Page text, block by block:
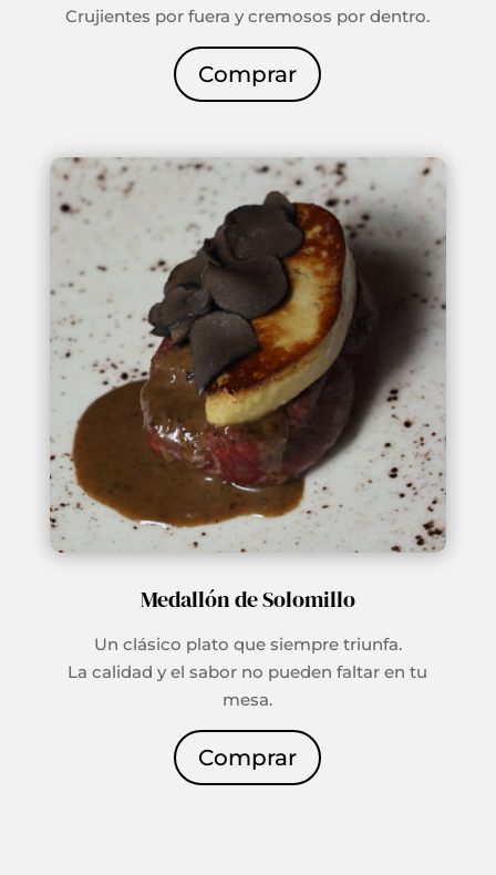
Crujientes por fuera y cremosos por dentro.
Comprar
Medallón de Solomillo
Un clásico plato que siempre triunfa.
La calidad y el sabor no pueden faltar en tu
mesa.
Comprar